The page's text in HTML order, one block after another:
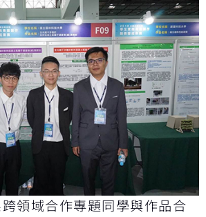
領域合作專題同學與作品合